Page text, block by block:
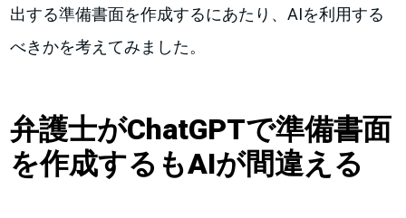
出する準備書面を作成するにあたり、AIを利用する
べきかを考えてみました。
弁護士がChatGPTで準備書面
を作成するもAIが間違える